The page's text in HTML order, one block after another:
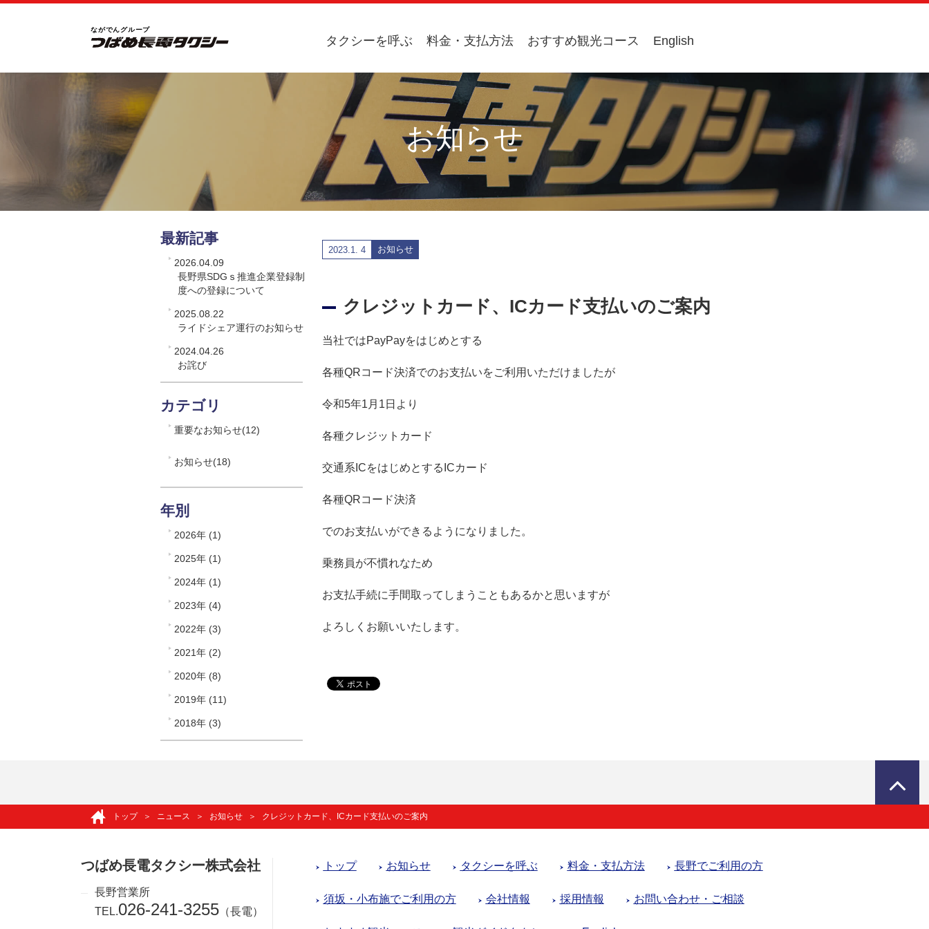
タクシーを呼ぶ 料金・支払方法 おすすめ観光コース English
お知らせ
2023.1. 4 お知らせ
クレジットカード、ICカード支払いのご案内
当社ではPayPayをはじめとする
各種QRコード決済でのお支払いをご利用いただけましたが
令和5年1月1日より
各種クレジットカード
交通系ICをはじめとするICカード
各種QRコード決済
でのお支払いができるようになりました。
乗務員が不慣れなため
お支払手続に手間取ってしまうこともあるかと思いますが
よろしくお願いいたします。
最新記事
2026.04.09
長野県SDGｓ推進企業登録制
度への登録について
2025.08.22
ライドシェア運行のお知らせ
2024.04.26
お詫び
カテゴリ
重要なお知らせ(12)
お知らせ(18)
年別
2026年 (1)
2025年 (1)
2024年 (1)
2023年 (4)
2022年 (3)
2021年 (2)
2020年 (8)
2019年 (11)
2018年 (3)
トップ ニュース お知らせ クレジットカード、ICカード支払いのご案内
つばめ長電タクシー株式会社
長野営業所
TEL.026-241-3255 （長電）
トップ お知らせ タクシーを呼ぶ 料金・支払方法 長野でご利用の方
須坂・小布施でご利用の方 会社情報 採用情報 お問い合わせ・ご相談